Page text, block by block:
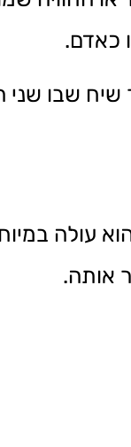
כאדם.
שבו שני
עולה
אותה.